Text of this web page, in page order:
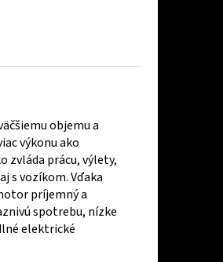
objemu a
výkonu ako
zvláda prácu, výlety,
s vozíkom. Vďaka
príjemný a
spotrebu, nízke
elektrické